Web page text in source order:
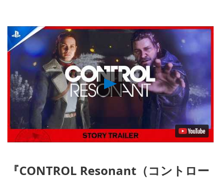
Play
Video
『CONTROL Resonant（コントロー